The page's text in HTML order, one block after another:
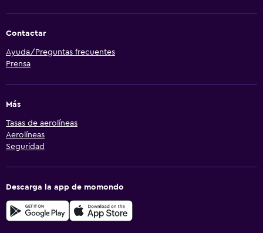
Contactar
Ayuda/Preguntas frecuentes
Prensa
Más
Tasas de aerolíneas
Aerolíneas
Seguridad
Descarga la app de momondo